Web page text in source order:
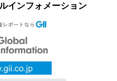
インフォメーション